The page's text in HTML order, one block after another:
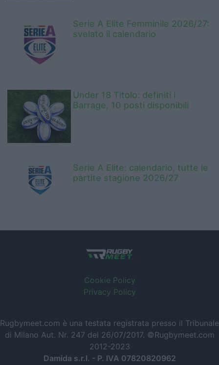
Serie A Elite Femminile 2026/27:
svelato il calendario
Under 18 Titolo: definiti i
Barrage, 10 posti disponibili
Serie A Elite: calendario, tutte le
partite stagione 2026/27
Cookie Policy
Privacy Policy
Rugbymeet.com è una testata registrata presso il Tribunale
di Milano Aut. Nr. 247 del 26/07/2017. ©Rugbymeet.com
2012-2023
Damida s.r.l. - P. IVA 07820820962